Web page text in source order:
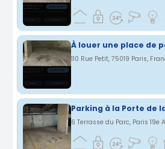
À louer une place de
110 Rue Petit, 75019 Paris,
Parking à la Porte de